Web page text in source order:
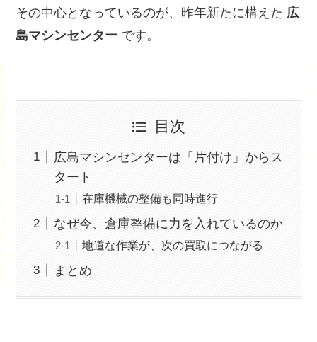
その中心となっているのが、昨年新たに構えた 広
島マシンセンター です。
目次
広島マシンセンターは「片付け」からス
タート
在庫機械の整備も同時進行
なぜ今、倉庫整備に力を入れているのか
地道な作業が、次の買取につながる
まとめ